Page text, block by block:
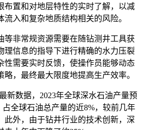
布置和对地层特性的实时了解，以减
入和复杂地质结构相关的风险。
等非常规资源需要在随钻测井工具获
理信息的指导下进行精确的水力压裂
性需要实时反馈，使操作员能够动态
，最终最大限度地提高生产效率。
新数据，2023年全球深水石油产量预
全球石油总产量的近8%，较前几年
此外，由于钻井行业的技术创新，深